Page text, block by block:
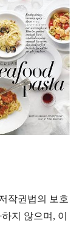
작권법의 보호
지 않으며, 이